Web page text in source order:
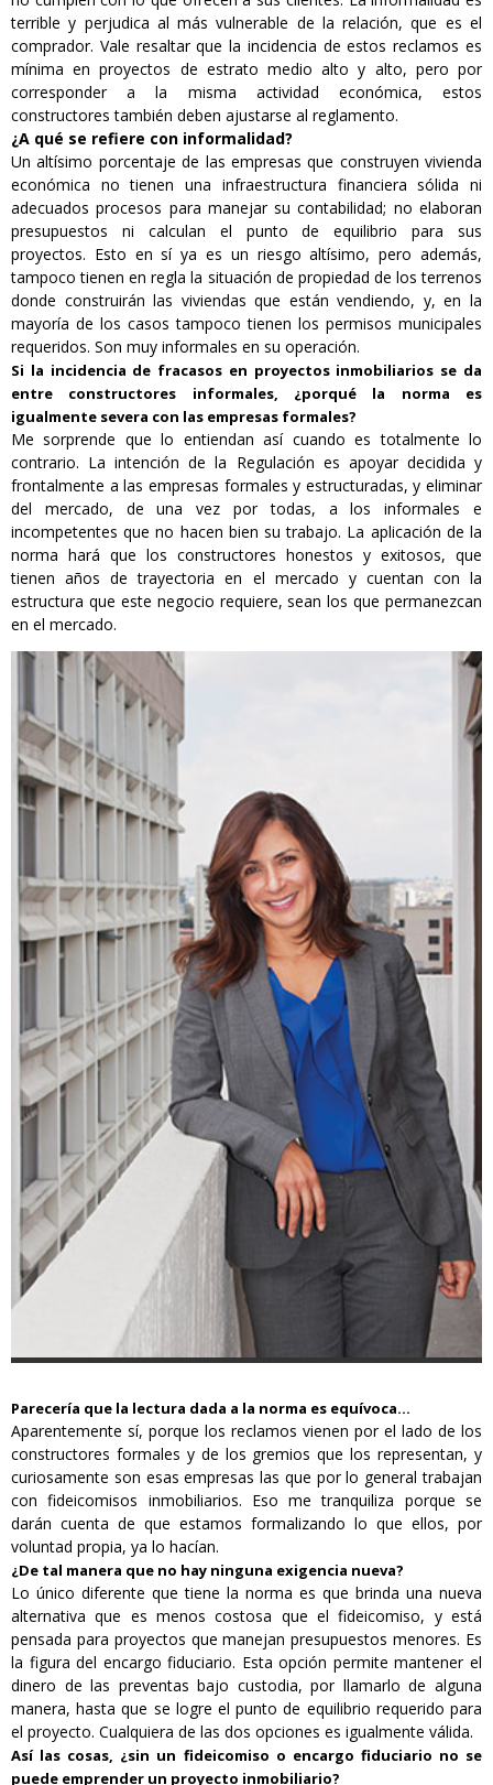
terrible y perjudica al más vulnerable de la relación, que es el
comprador. Vale resaltar que la incidencia de estos reclamos es
mínima en proyectos de estrato medio alto y alto, pero por
corresponder a la misma actividad económica, estos
constructores también deben ajustarse al reglamento.
¿A qué se refiere con informalidad?
Un altísimo porcentaje de las empresas que construyen vivienda
económica no tienen una infraestructura financiera sólida ni
adecuados procesos para manejar su contabilidad; no elaboran
presupuestos ni calculan el punto de equilibrio para sus
proyectos. Esto en sí ya es un riesgo altísimo, pero además,
tampoco tienen en regla la situación de propiedad de los terrenos
donde construirán las viviendas que están vendiendo, y, en la
mayoría de los casos tampoco tienen los permisos municipales
requeridos. Son muy informales en su operación.
Si la incidencia de fracasos en proyectos inmobiliarios se da
entre constructores informales, ¿porqué la norma es
igualmente severa con las empresas formales?
Me sorprende que lo entiendan así cuando es totalmente lo
contrario. La intención de la Regulación es apoyar decidida y
frontalmente a las empresas formales y estructuradas, y eliminar
del mercado, de una vez por todas, a los informales e
incompetentes que no hacen bien su trabajo. La aplicación de la
norma hará que los constructores honestos y exitosos, que
tienen años de trayectoria en el mercado y cuentan con la
estructura que este negocio requiere, sean los que permanezcan
en el mercado.
Parecería que la lectura dada a la norma es equívoca…
Aparentemente sí, porque los reclamos vienen por el lado de los
constructores formales y de los gremios que los representan, y
curiosamente son esas empresas las que por lo general trabajan
con fideicomisos inmobiliarios. Eso me tranquiliza porque se
darán cuenta de que estamos formalizando lo que ellos, por
voluntad propia, ya lo hacían.
¿De tal manera que no hay ninguna exigencia nueva?
Lo único diferente que tiene la norma es que brinda una nueva
alternativa que es menos costosa que el fideicomiso, y está
pensada para proyectos que manejan presupuestos menores. Es
la figura del encargo fiduciario. Esta opción permite mantener el
dinero de las preventas bajo custodia, por llamarlo de alguna
manera, hasta que se logre el punto de equilibrio requerido para
el proyecto. Cualquiera de las dos opciones es igualmente válida.
Así las cosas, ¿sin un fideicomiso o encargo fiduciario no se
puede emprender un proyecto inmobiliario?